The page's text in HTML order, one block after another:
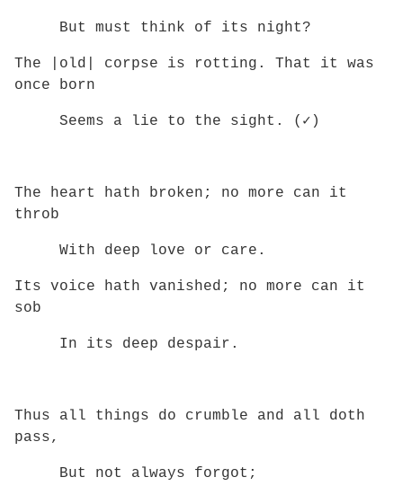
But must think of its night?
The |old| corpse is rotting. That it was
once born
Seems a lie to the sight. (✓)
The heart hath broken; no more can it
throb
With deep love or care.
Its voice hath vanished; no more can it
sob
In its deep despair.
Thus all things do crumble and all doth
pass,
But not always forgot;